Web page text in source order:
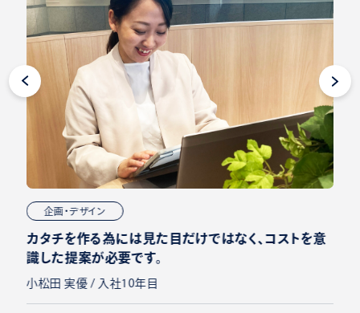
企画・デザイン
カタチを作る為には見た目だけではなく、コストを意
識した提案が必要です。
小松田 実優 / 入社10年目